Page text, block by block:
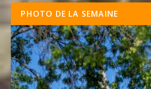
PHOTO DE LA SEMAINE